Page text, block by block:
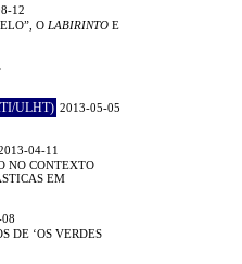
12
O LABIRINTO E
ULHT) 2013-05-05
04-11
NO CONTEXTO
EM
DE ‘OS VERDES